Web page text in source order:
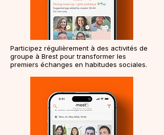
Participez régulièrement à des activités de
groupe à Brest pour transformer les
premiers échanges en habitudes sociales.